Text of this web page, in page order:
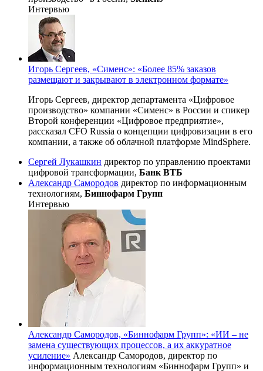
Интервью
Игорь Сергеев, «Сименс»: «Более 85% заказов
размещают и закрывают в электронном формате»
Игорь Сергеев, директор департамента «Цифровое
производство» компании «Сименс» в России и спикер
Второй конференции «Цифровое предприятие»,
рассказал CFO Russia о концепции цифровизации в его
компании, а также об облачной платформе MindSphere.
Сергей Лукашкин директор по управлению проектами
цифровой трансформации, Банк ВТБ
Александр Самородов директор по информационным
технологиям, Биннофарм Групп
Интервью
Александр Самородов, «Биннофарм Групп»: «ИИ – не
замена существующих процессов, а их аккуратное
усиление» Александр Самородов, директор по
информационным технологиям «Биннофарм Групп» и